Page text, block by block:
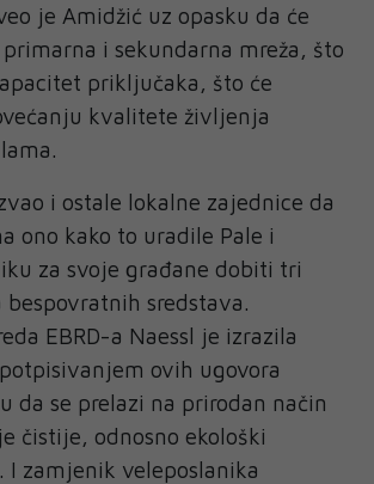
je Amidžić uz opasku da će
i sekundarna mreža, što
priključaka, što će
kvalitete življenja
i ostale lokalne zajednice da
ono kako to uradile Pale i
za svoje građane dobiti tri
sredstava.
EBRD-a Naessl je izrazila
ovih ugovora
da se prelazi na prirodan način
čistije, odnosno ekološki
zamjenik veleposlanika